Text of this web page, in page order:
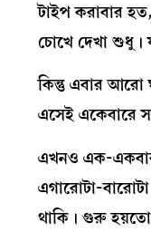
টাইপ করাবার
চোখে দেখা শুধু।
কিন্তু এবার আরো
এসেই একেবারে
এখনও এক-একবার
এগারোটা-
থাকি। গুরু